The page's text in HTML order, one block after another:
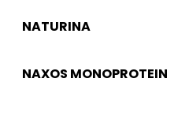
NATURINA
NAXOS MONOPROTEIN